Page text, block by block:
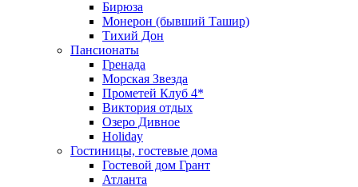
Бирюза
Монерон (бывший Ташир)
Тихий Дон
Пансионаты
Гренада
Морская Звезда
Прометей Клуб 4*
Виктория отдых
Озеро Дивное
Holiday
Гостиницы, гостевые дома
Гостевой дом Грант
Атланта